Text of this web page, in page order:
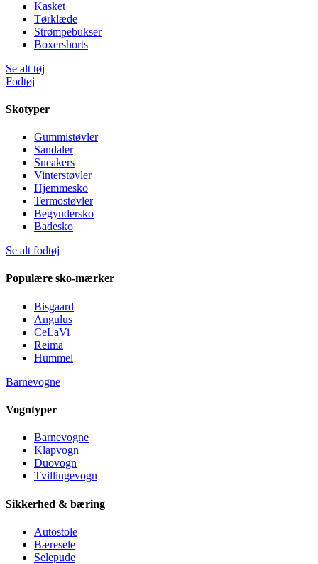
Kasket
Tørklæde
Strømpebukser
Boxershorts
Se alt tøj
Fodtøj
Skotyper
Gummistøvler
Sandaler
Sneakers
Vinterstøvler
Hjemmesko
Termostøvler
Begyndersko
Badesko
Se alt fodtøj
Populære sko-mærker
Bisgaard
Angulus
CeLaVi
Reima
Hummel
Barnevogne
Vogntyper
Barnevogne
Klapvogn
Duovogn
Tvillingevogn
Sikkerhed & bæring
Autostole
Bæresele
Selepude